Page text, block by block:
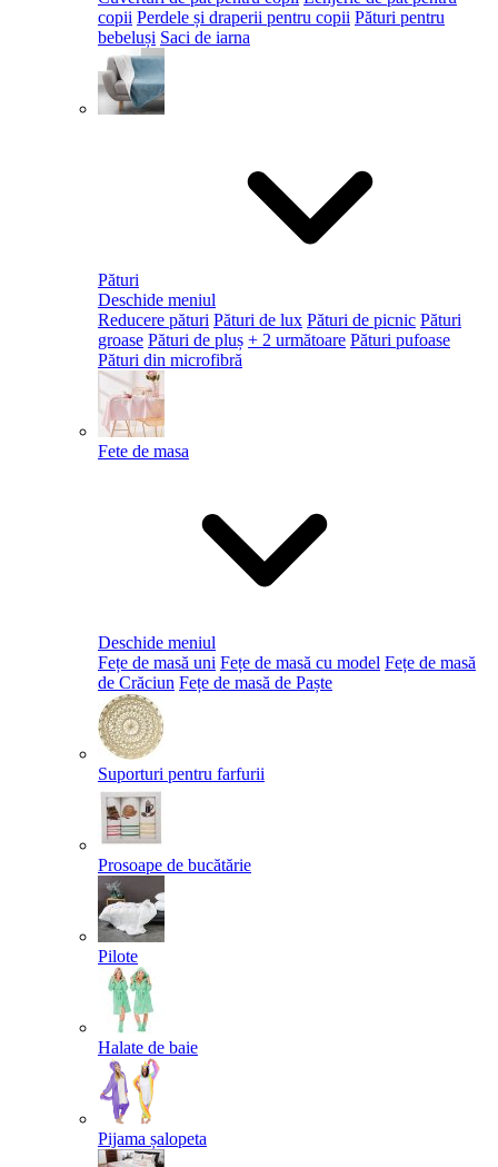
copii Perdele și draperii pentru copii Pături pentru
bebeluși Saci de iarna
Pături
Deschide meniul
Reducere pături Pături de lux Pături de picnic Pături
groase Pături de pluș + 2 următoare Pături pufoase
Pături din microfibră
Fete de masa
Deschide meniul
Fețe de masă uni Fețe de masă cu model Fețe de masă
de Crăciun Fețe de masă de Paște​
Suporturi pentru farfurii
Prosoape de bucătărie
Pilote
Halate de baie
Pijama șalopeta